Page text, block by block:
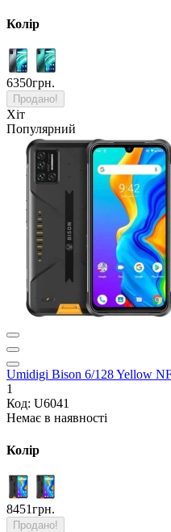
Колір
6350грн.
Продано!
Хіт
Популярний
Umidigi Bison 6/128 Yellow
1
Код: U6041
Немає в наявності
Колір
8451грн.
Продано!